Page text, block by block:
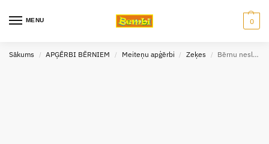
MENU 0
Sākums / APĢĒRBI BĒRNIEM / Meiteņu apģērbi / Zeķes / Bērnu neslīdošās zeķes “Bite” 15-16 izm.